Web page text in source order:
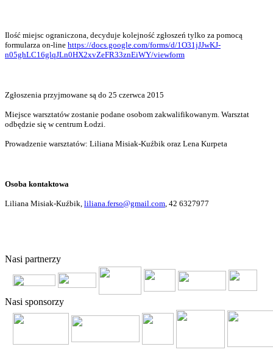
Ilość miejsc ograniczona, decyduje kolejność zgłoszeń tylko za pomocą
formularza on-line https://docs.google.com/forms/d/1O31jJJwKJ-
n05ghLC16glqJLn0HX2xvZeFR33znEiWY/viewform
Zgłoszenia przyjmowane są do 25 czerwca 2015
Miejsce warsztatów zostanie podane osobom zakwalifikowanym. Warsztat
odbędzie się w centrum Łodzi.
Prowadzenie warsztatów: Liliana Misiak-Kuźbik oraz Lena Kurpeta
Osoba kontaktowa
Liliana Misiak-Kuźbik, liliana.ferso@gmail.com , 42 6327977
Nasi partnerzy
Nasi sponsorzy